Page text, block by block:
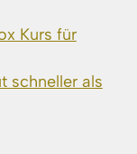
Kurs für
schneller als